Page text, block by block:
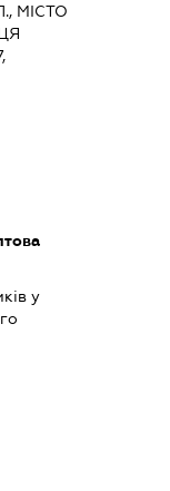
МІСТО
у